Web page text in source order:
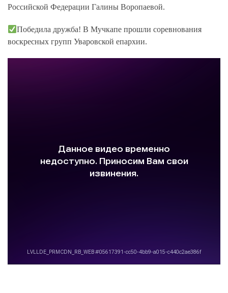
Российской Федерации Галины Воропаевой.
Победила дружба! В Мучкапе прошли соревнования
воскресных групп Уваровской епархии.